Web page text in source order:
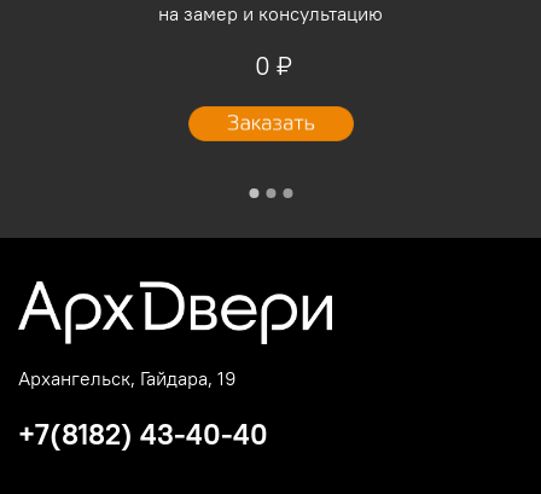
на замер и консультацию
0 ₽
Архангельск, Гайдара, 19
+7(8182) 43-40-40